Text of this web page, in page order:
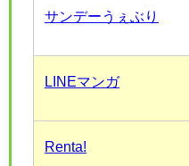
サンデーうぇぶり
LINEマンガ
Renta!